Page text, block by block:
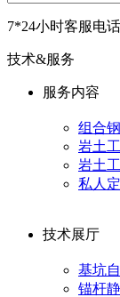
7*24小时客服电话
技术&服务
服务内容
组合
岩土
岩土
私人
技术展厅
基坑
锚杆